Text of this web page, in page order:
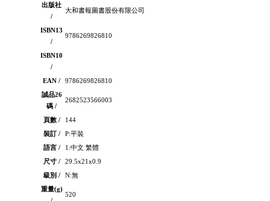
出版社
/
大和書報圖書股份有限公司
ISBN13
/
9786269826810
ISBN10
/
EAN /
9786269826810
誠品26
碼 /
2682523566003
頁數 /
144
裝訂 /
P:平裝
語言 /
1:中文 繁體
尺寸 /
29.5x21x0.9
級別 /
N:無
重量(g)
520